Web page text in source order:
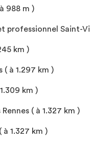
988 m )
professionnel Saint-
km )
( à 1.297 km )
km )
( à 1.327 km )
à 1.327 km )